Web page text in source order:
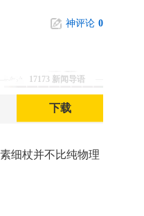
神评论 0
17173 新闻导语
下载
细杖并不比纯物理